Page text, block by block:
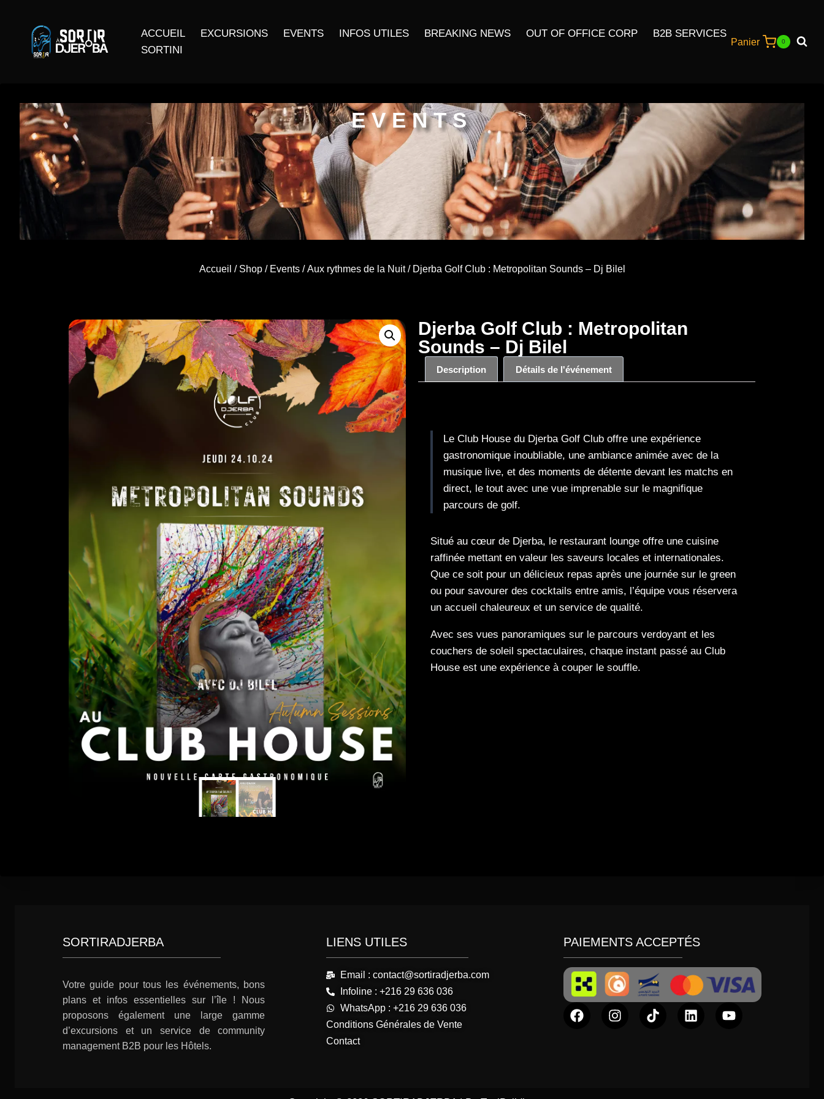
ACCUEIL EXCURSIONS EVENTS INFOS UTILES BREAKING NEWS OUT OF OFFICE CORP
B2B SERVICES
SORTINI
Panier 0
EVENTS
Accueil / Shop/ Events/Aux rythmes de la Nuit/ Djerba Golf Club : Metropolitan Sounds – Dj Bilel
Djerba Golf Club : Metropolitan
Sounds – Dj Bilel
Description Détails de l'événement
Le Club House du Djerba Golf Club offre une expérience
gastronomique inoubliable, une ambiance animée avec de la
musique live, et des moments de détente devant les matchs en
direct, le tout avec une vue imprenable sur le magnifique
parcours de golf.
Situé au cœur de Djerba, le restaurant lounge offre une cuisine
raffinée mettant en valeur les saveurs locales et internationales.
Que ce soit pour un délicieux repas après une journée sur le green
ou pour savourer des cocktails entre amis, l’équipe vous réservera
un accueil chaleureux et un service de qualité.
Avec ses vues panoramiques sur le parcours verdoyant et les
couchers de soleil spectaculaires, chaque instant passé au Club
House est une expérience à couper le souffle.
SORTIRADJERBA
Votre guide pour tous les événements, bons
plans et infos essentielles sur l’île ! Nous
proposons également une large gamme
d’excursions et un service de community
management B2B pour les Hôtels.
LIENS UTILES
Email : contact@sortiradjerba.com
Infoline : +216 29 636 036
WhatsApp : +216 29 636 036
Conditions Générales de Vente
Contact
PAIEMENTS ACCEPTÉS